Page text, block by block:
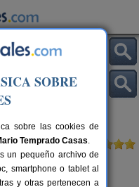
SOBRE
sobre las cookies de
Temprado Casas.
un pequeño archivo de
smartphone o tablet al
y otras pertenecen a